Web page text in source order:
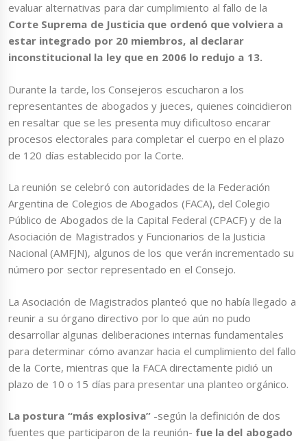
evaluar alternativas para dar cumplimiento al fallo de la
Corte Suprema de Justicia que ordenó que volviera a
estar integrado por 20 miembros, al declarar
inconstitucional la ley que en 2006 lo redujo a 13.
Durante la tarde, los Consejeros escucharon a los
representantes de abogados y jueces, quienes coincidieron
en resaltar que se les presenta muy dificultoso encarar
procesos electorales para completar el cuerpo en el plazo
de 120 días establecido por la Corte.
La reunión se celebró con autoridades de la Federación
Argentina de Colegios de Abogados (FACA), del Colegio
Público de Abogados de la Capital Federal (CPACF) y de la
Asociación de Magistrados y Funcionarios de la Justicia
Nacional (AMFJN), algunos de los que verán incrementado su
número por sector representado en el Consejo.
La Asociación de Magistrados planteó que no había llegado a
reunir a su órgano directivo por lo que aún no pudo
desarrollar algunas deliberaciones internas fundamentales
para determinar cómo avanzar hacia el cumplimiento del fallo
de la Corte, mientras que la FACA directamente pidió un
plazo de 10 o 15 días para presentar una planteo orgánico.
La postura “más explosiva”-según la definición de dos
fuentes que participaron de la reunión- fue la del abogado